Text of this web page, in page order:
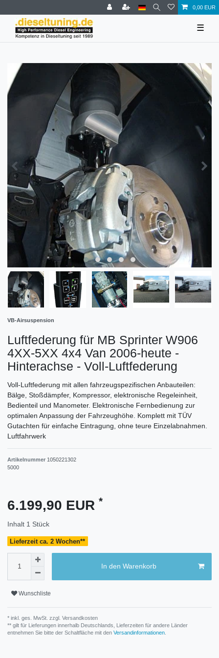
0,00 EUR
☰
VB-Airsuspension
Luftfederung für MB Sprinter W906
4XX-5XX 4x4 Van 2006-heute -
Hinterachse - Voll-Luftfederung
Voll-Luftfederung mit allen fahrzeugspezifischen Anbauteilen:
Bälge, Stoßdämpfer, Kompressor, elektronische Regeleinheit,
Bedienteil und Manometer. Elektronische Fernbedienung zur
optimalen Anpassung der Fahrzeughöhe. Komplett mit TÜV
Gutachten für einfache Eintragung, ohne teure Einzelabnahmen.
Luftfahrwerk
Artikelnummer 1050221302
5000
6.199,90 EUR *
Inhalt 1 Stück
Lieferzeit ca. 2 Wochen**
In den Warenkorb
Wunschliste
* inkl. ges. MwSt. zzgl. Versandkosten
** gilt für Lieferungen innerhalb Deutschlands, Lieferzeiten für andere Länder
entnehmen Sie bitte der Schaltfläche mit den Versandinformationen